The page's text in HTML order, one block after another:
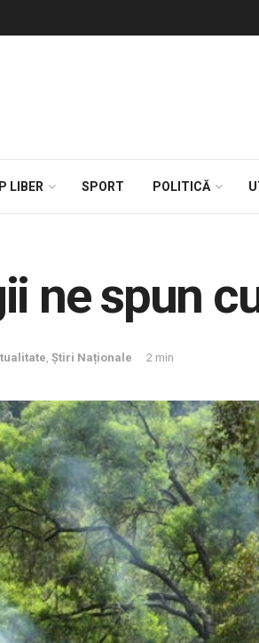
LIBER SPORT POLITICĂ
ne spun
, Știri Naționale 2 min